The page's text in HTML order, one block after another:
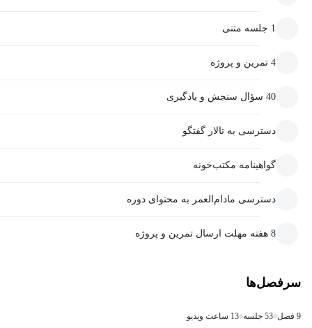
1 جلسه متنی
4 تمرین و پروژه
40 سؤال سنجش و یادگیری
دسترسی به تالار گفتگو
گواهینامه مکتب‌خونه
دسترسی مادام‌العمر به محتوای دوره
8 هفته مهلت ارسال تمرین و پروژه
سرفصل‌ها
9 فصل 53 جلسه 13 ساعت ویدیو